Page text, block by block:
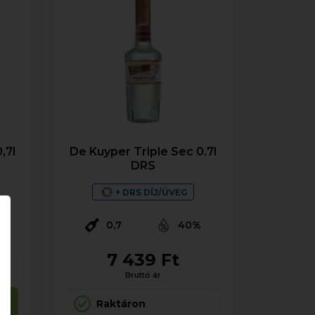
De Kuyper Triple Sec 0.7l
DRS
+ DRS DÍJ/ÜVEG
0,7 40%
7 439 Ft
Bruttó ár
Raktáron